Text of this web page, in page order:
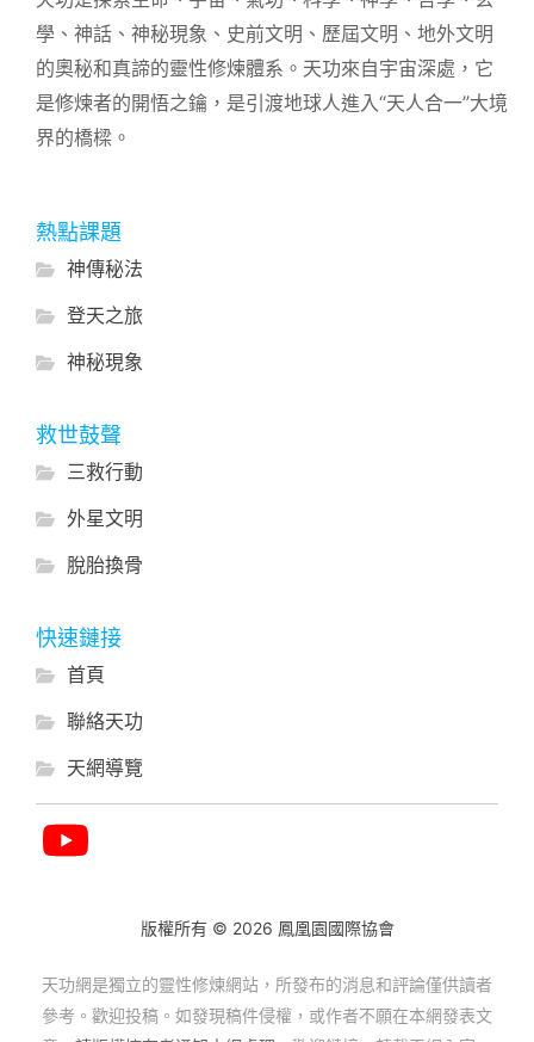
學、神話、神秘現象、史前文明、歷屆文明、地外文明
的奧秘和真諦的靈性修煉體系。天功來自宇宙深處，它
是修煉者的開悟之鑰，是引渡地球人進入“天人合一”大境
界的橋樑。
熱點課題
神傳秘法
登天之旅
神秘現象
救世鼓聲
三救行動
外星文明
脫胎換骨
快速鏈接
首頁
聯絡天功
天網導覽
版權所有 © 2026 鳳凰園國際協會
天功網是獨立的靈性修煉網站，所發布的消息和評論僅供讀者
參考。歡迎投稿。如發現稿件侵權，或作者不願在本網發表文